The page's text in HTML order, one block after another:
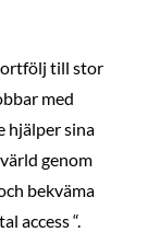
till stor
med
hjälper sina
genom
bekväma
access “.